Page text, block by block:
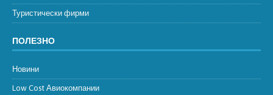
Туристически фирми
ПОЛЕЗНО
Новини
Low Cost Авиокомпании